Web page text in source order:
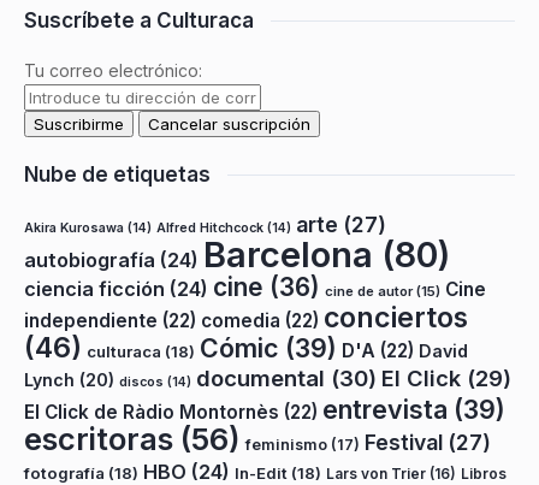
Suscríbete a Culturaca
Tu correo electrónico:
Nube de etiquetas
Akira Kurosawa (14) Alfred Hitchcock (14) arte (27)
autobiografía (24) Barcelona (80)
ciencia ficción (24) cine (36) cine de autor(15) Cine
independiente (22) comedia (22) conciertos
(46) culturaca (18) Cómic (39) D'A (22) David
Lynch (20) discos (14) documental (30) El Click (29)
El Click de Ràdio Montornès (22) entrevista (39)
escritoras (56) feminismo (17) Festival (27)
fotografía (18) HBO (24) In-Edit (18) Lars von Trier (16) Libros